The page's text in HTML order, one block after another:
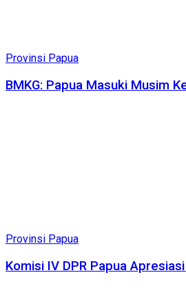
Provinsi Papua
BMKG: Papua Masuki Musim
Provinsi Papua
Komisi IV DPR Papua